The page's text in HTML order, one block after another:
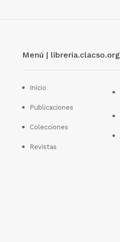
Menú | libreria.clacso.org
Inicio
Publicaciones
Colecciones
Revistas